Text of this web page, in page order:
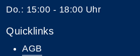
Do.: 15:00 - 18:00 Uhr
Quicklinks
AGB